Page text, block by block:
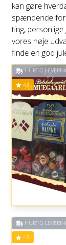
kan gøre
spændende for
ting,
vores nøje
finde en god
HURTIG
4.1
HURTIG
4.8